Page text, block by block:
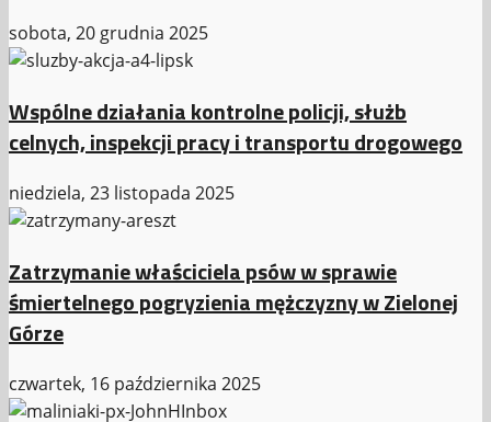
sobota, 20 grudnia 2025
Wspólne działania kontrolne policji, służb
celnych, inspekcji pracy i transportu drogowego
niedziela, 23 listopada 2025
Zatrzymanie właściciela psów w sprawie
śmiertelnego pogryzienia mężczyzny w Zielonej
Górze
czwartek, 16 października 2025